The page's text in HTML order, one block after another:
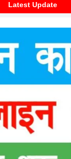
Latest Update